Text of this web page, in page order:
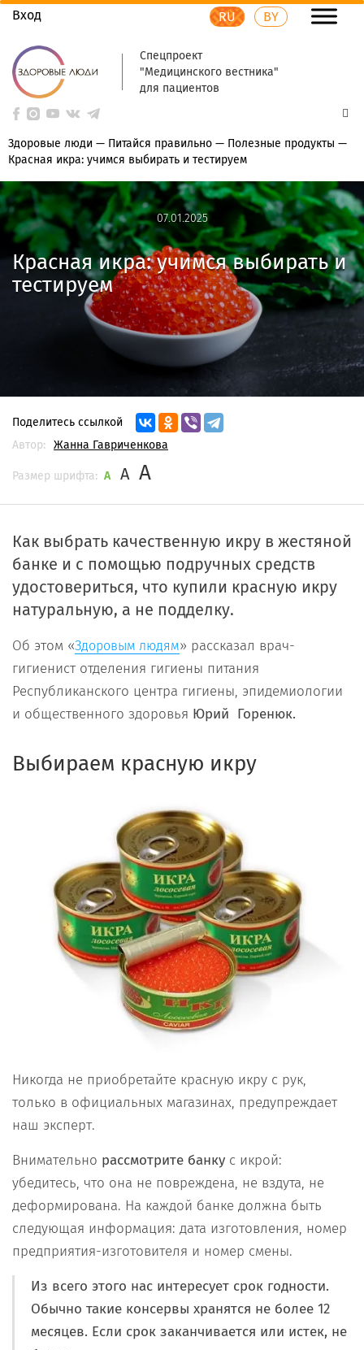
Вход RU BY
Спецпроект
"Медицинского вестника"
для пациентов
Здоровые люди — Питайся правильно — Полезные продукты —
Красная икра: учимся выбирать и тестируем
07.01.2025
07.01.2025
Красная икра: учимся выбирать и
тестируем
Поделитесь ссылкой
Автор:
Жанна Гавриченкова
Размер шрифта: A A A
Как выбрать качественную икру в жестяной
банке и с помощью подручных средств
удостовериться, что купили красную икру
натуральную, а не подделку.
Об этом «Здоровым людям» рассказал врач-
гигиенист отделения гигиены питания
Республиканского центра гигиены, эпидемиологии
и общественного здоровья Юрий Горенюк.
Выбираем красную икру
Никогда не приобретайте красную икру с рук,
только в официальных магазинах, предупреждает
наш эксперт.
Внимательно рассмотрите банку с икрой:
убедитесь, что она не повреждена, не вздута, не
деформирована. На каждой банке должна быть
следующая информация: дата изготовления, номер
предприятия-изготовителя и номер смены.
Из всего этого нас интересует срок годности.
Обычно такие консервы хранятся не более 12
месяцев. Если срок заканчивается или истек, не